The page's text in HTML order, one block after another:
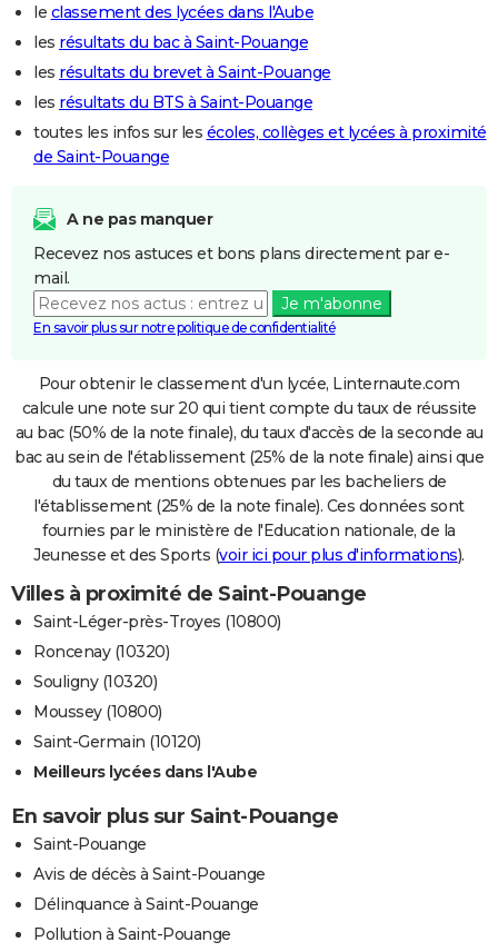
le classement des lycées dans l'Aube
les résultats du bac à Saint-Pouange
les résultats du brevet à Saint-Pouange
les résultats du BTS à Saint-Pouange
toutes les infos sur les écoles, collèges et lycées à proximité
de Saint-Pouange
A ne pas manquer
Recevez nos astuces et bons plans directement par e-
mail.
Je m'abonne
En savoir plus sur notre politique de confidentialité
Pour obtenir le classement d'un lycée, Linternaute.com
calcule une note sur 20 qui tient compte du taux de réussite
au bac (50% de la note finale), du taux d'accès de la seconde au
bac au sein de l'établissement (25% de la note finale) ainsi que
du taux de mentions obtenues par les bacheliers de
l'établissement (25% de la note finale). Ces données sont
fournies par le ministère de l'Education nationale, de la
Jeunesse et des Sports (voir ici pour plus d'informations).
Villes à proximité de Saint-Pouange
Saint-Léger-près-Troyes (10800)
Roncenay (10320)
Souligny (10320)
Moussey (10800)
Saint-Germain (10120)
Meilleurs lycées dans l'Aube
En savoir plus sur Saint-Pouange
Saint-Pouange
Avis de décès à Saint-Pouange
Délinquance à Saint-Pouange
Pollution à Saint-Pouange